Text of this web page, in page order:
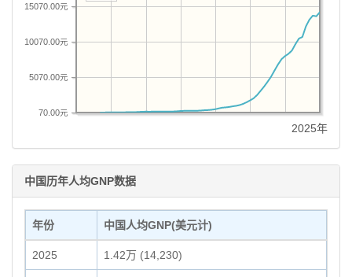
70.00元
5070.00元
10070.00元
15070.00元
2025年
中国历年人均GNP数据
年份 中国人均GNP(美元计)
2025 1.42万 (14,230)